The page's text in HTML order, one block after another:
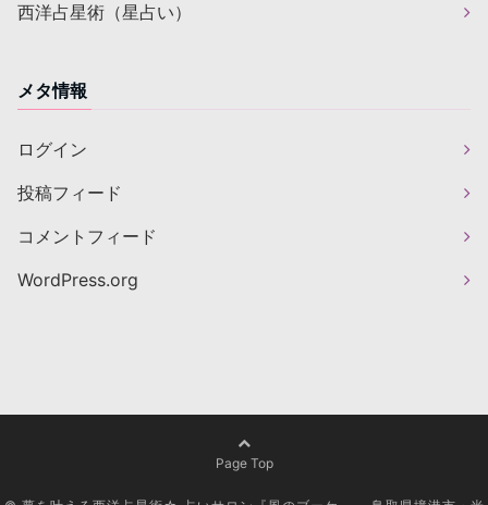
西洋占星術（星占い）
メタ情報
ログイン
投稿フィード
コメントフィード
WordPress.org
Page Top